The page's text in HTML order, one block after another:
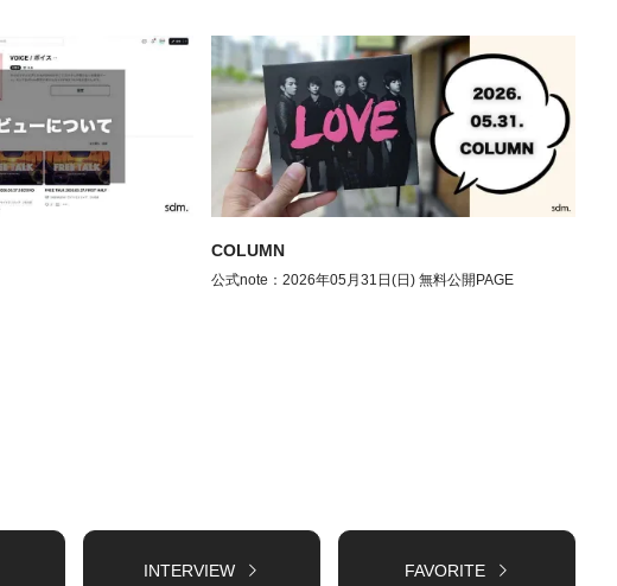
COLUMN
公式note：2026年05月31日(日) 無料公開PAGE
INTERVIEW FAVORITE